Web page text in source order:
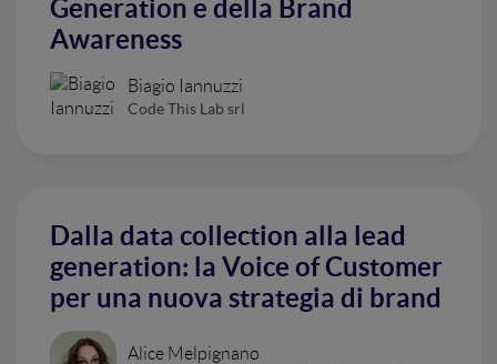
Generation e della Brand
Awareness
Biagio Iannuzzi
Code This Lab srl
Dalla data collection alla lead
generation: la Voice of Customer
per una nuova strategia di brand
Alice Melpignano